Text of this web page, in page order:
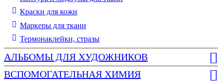
Краски для кожи
Маркеры для ткани
Термонаклейки, стразы
АЛЬБОМЫ ДЛЯ ХУДОЖНИКОВ
ВСПОМОГАТЕЛЬНАЯ ХИМИЯ